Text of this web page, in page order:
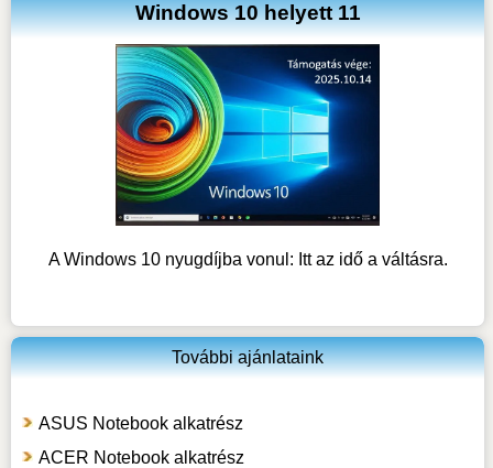
Windows 10 helyett 11
A Windows 10 nyugdíjba vonul: Itt az idő a váltásra.
További ajánlataink
ASUS Notebook alkatrész
ACER Notebook alkatrész